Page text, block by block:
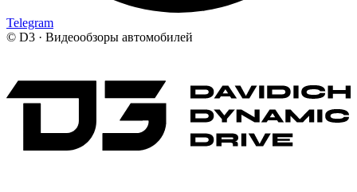
Telegram
© D3 · Видеообзоры автомобилей